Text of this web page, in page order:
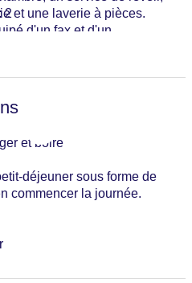
et une laverie à pièces.
d'un fax et d'un
2
: 37
déjeuner sous forme de
commencer la journée.